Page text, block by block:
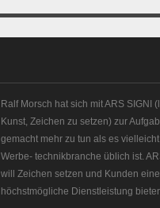
Ralf Morsch hat sich mit ARS SIGNI
Kunst, Zeichen zu setzen) zur
gemacht mehr zu tun als es
Werbe- technikbranche üblich ist.
will Zeichen setzen und Kunden eine
höchstmögliche Dienstleistung